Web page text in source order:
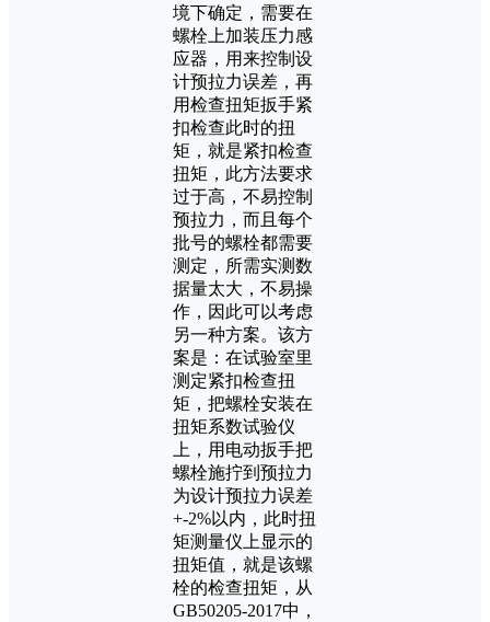
境下确定，需要在
螺栓上加装压力感
应器，用来控制设
计预拉力误差，再
用检查扭矩扳手紧
扣检查此时的扭
矩，就是紧扣检查
扭矩，此方法要求
过于高，不易控制
预拉力，而且每个
批号的螺栓都需要
测定，所需实测数
据量太大，不易操
作，因此可以考虑
另一种方案。该方
案是：在试验室里
测定紧扣检查扭
矩，把螺栓安装在
扭矩系数试验仪
上，用电动扳手把
螺栓施拧到预拉力
为设计预拉力误差
+-2%以内，此时扭
矩测量仪上显示的
扭矩值，就是该螺
栓的检查扭矩，从
GB50205-2017中，